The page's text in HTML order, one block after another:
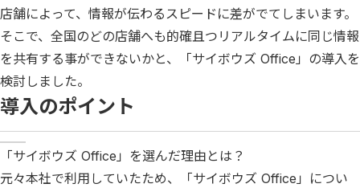
店舗によって、情報が伝わるスピードに差がでてしまいます。
そこで、全国のどの店舗へも的確且つリアルタイムに同じ情報
を共有する事ができないかと、「サイボウズ Office」の導入を
検討しました。
導入のポイント
「サイボウズ Office」を選んだ理由とは？
元々本社で利用していたため、「サイボウズ Office」につい